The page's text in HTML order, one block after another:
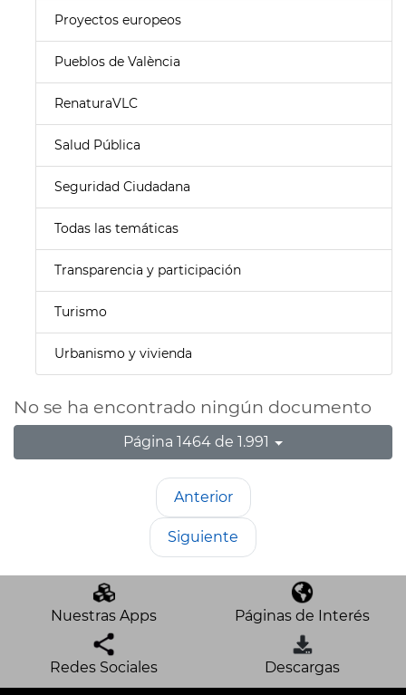
Proyectos europeos
Pueblos de València
RenaturaVLC
Salud Pública
Seguridad Ciudadana
Todas las temáticas
Transparencia y participación
Turismo
Urbanismo y vivienda
No se ha encontrado ningún documento
Página 1464 de 1.991
Anterior
Siguiente
Nuestras Apps Páginas de Interés
Redes Sociales Descargas